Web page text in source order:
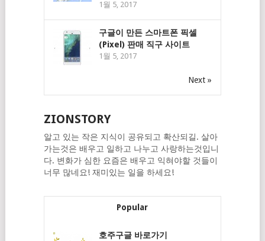
1월 5, 2017
구글이 만든 스마트폰 픽셀
(Pixel) 판매 직구 사이트
1월 5, 2017
Next »
ZIONSTORY
알고 있는 작은 지식이 공유되고 확산되길. 살아
가는것은 배우고 일하고 나누고 사랑하는것입니
다. 변화가 심한 요즘은 배우고 익혀야할 것들이
너무 많네요! 재미있는 일을 하세요!
Popular
호주구글 바로가기